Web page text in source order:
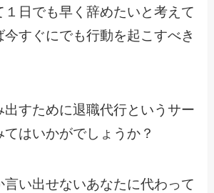
１日でも早く辞めたいと考えて
すぐにでも行動を起こすべき
出すために退職代行というサー
てはいかがでしょうか？
言い出せないあなたに代わって